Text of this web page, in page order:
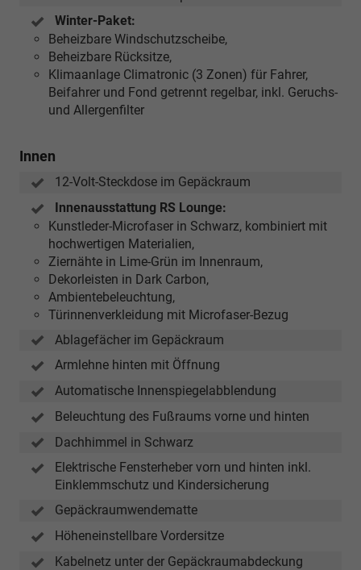
Zeitpunkt
der
Fahrzeugauslieferung
ist
diese
Funktion
nicht
und
wird
erst
durch
ein
zukünftiges,
vom
Hersteller
Software-
Update
freigeschaltet.
Die
Verfügbarkeit
der
setztaktive
Skoda
Connect-
voraus.
Winter-Paket:
Beheizbare Windschutzscheibe,
Beheizbare Rücksitze,
Klimaanlage Climatronic (3 Zonen) für Fahrer,
Beifahrer und Fond getrennt regelbar, inkl. Geruchs-
und Allergenfilter
Innen
12-Volt-Steckdose im Gepäckraum
Innenausstattung RS Lounge:
Kunstleder-Microfaser in Schwarz, kombiniert mit
hochwertigen Materialien,
Ziernähte in Lime-Grün im Innenraum,
Dekorleisten in Dark Carbon,
Ambientebeleuchtung,
Türinnenverkleidung mit Microfaser-Bezug
Ablagefächer im Gepäckraum
Armlehne hinten mit Öffnung
Automatische Innenspiegelabblendung
Beleuchtung des Fußraums vorne und hinten
Dachhimmel in Schwarz
Elektrische Fensterheber vorn und hinten inkl.
Einklemmschutz und Kindersicherung
Gepäckraumwendematte
Höheneinstellbare Vordersitze
Kabelnetz unter der Gepäckraumabdeckung